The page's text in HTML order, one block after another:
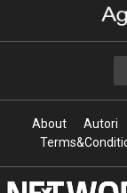
About Autori